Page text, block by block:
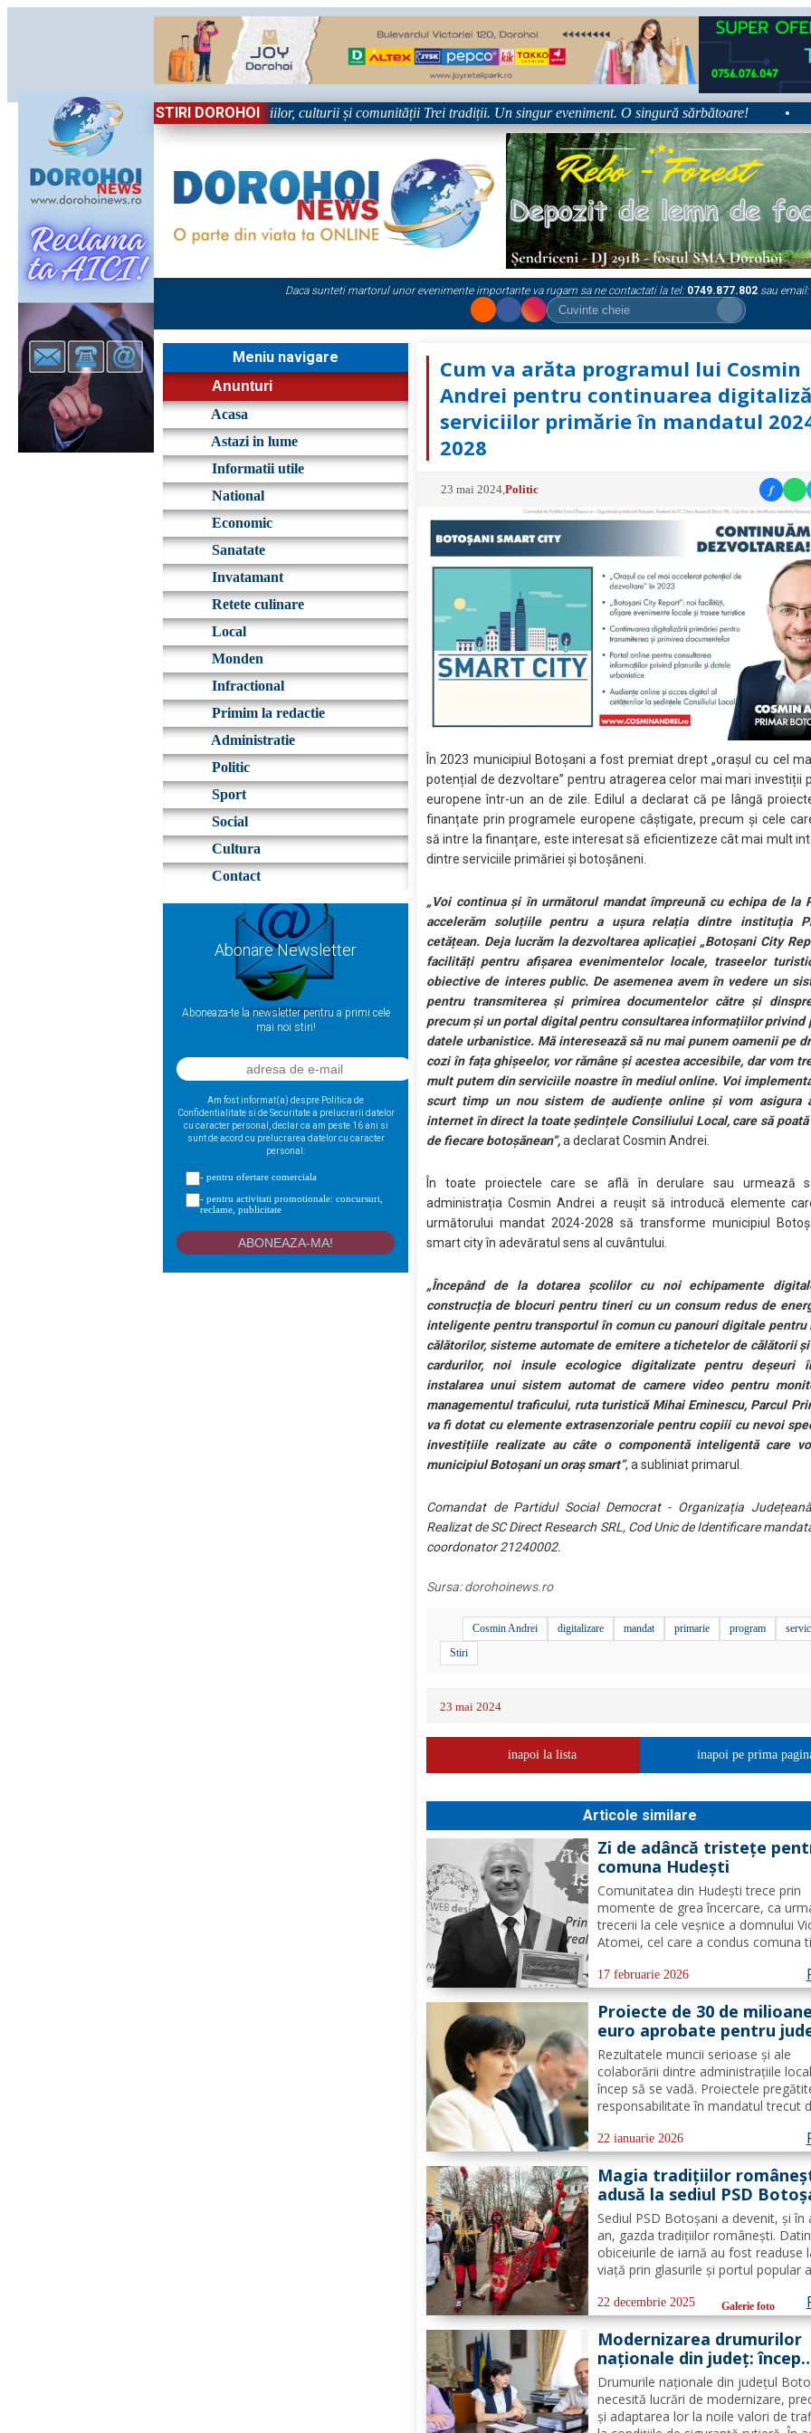
STIRI DOROHOI
Sărbătoare!” – trei zile dedicate tradițiilor, culturii și comunității Trei tradiții. Un singur eveniment. O singură sărbătoare! •
Daca sunteti martorul unor evenimente importante va rugam sa ne contactati la tel: 0749.877.802 sau email:
Meniu navigare
Anunturi
Acasa
Astazi in lume
Informatii utile
National
Economic
Sanatate
Invatamant
Retete culinare
Local
Monden
Infractional
Primim la redactie
Administratie
Politic
Sport
Social
Cultura
Contact
Abonare Newsletter
Aboneaza-te la newsletter pentru a primi cele
mai noi stiri!
Am fost informat(a) despre Politica de
Confidentialitate si de Securitate a prelucrarii datelor
cu caracter personal, declar ca am peste 16 ani si
sunt de acord cu prelucrarea datelor cu caracter
personal:
- pentru ofertare comerciala
- pentru activitati promotionale: concursuri,
reclame, publicitate
Cum va arăta programul lui Cosmin
Andrei pentru continuarea
serviciilor primărie în mandatul
2028
23 mai 2024 ,Politic f
În 2023 municipiul Botoșani a fost premiat drept „orașul cu cel
potențial de dezvoltare” pentru atragerea celor mai mari investiții
europene într-un an de zile. Edilul a declarat că pe lângă
finanțate prin programele europene câștigate, precum și cele
să intre la finanțare, este interesat să eficientizeze cât mai mult
dintre serviciile primăriei și botoșăneni.
„Voi continua și în următorul mandat împreună cu echipa de la
accelerăm soluțiile pentru a ușura relația dintre instituția
cetățean. Deja lucrăm la dezvoltarea aplicației „Botoșani City
facilități pentru afișarea evenimentelor locale, traseelor
obiective de interes public. De asemenea avem în vedere un
pentru transmiterea și primirea documentelor către și
precum și un portal digital pentru consultarea informațiilor privind
datele urbanistice. Mă interesează să nu mai punem oamenii pe
cozi în fața ghișeelor, vor rămâne și acestea accesibile, dar vom
mult putem din serviciile noastre în mediul online. Voi
scurt timp un nou sistem de audiențe online și vom asigura
internet în direct la toate ședințele Consiliului Local, care să
de fiecare botoșănean”,a declarat Cosmin Andrei.
În toate proiectele care se află în derulare sau urmează
administrația Cosmin Andrei a reușit să introducă elemente
următorului mandat 2024-2028 să transforme municipiul
smart city în adevăratul sens al cuvântului.
„Începând de la dotarea școlilor cu noi echipamente
construcția de blocuri pentru tineri cu un consum redus de
inteligente pentru transportul în comun cu panouri digitale pentru
călătorilor, sisteme automate de emitere a tichetelor de călătorii și
cardurilor, noi insule ecologice digitalizate pentru deșeuri
instalarea unui sistem automat de camere video pentru
managementul traficului, ruta turistică Mihai Eminescu, Parcul
va fi dotat cu elemente extrasenzoriale pentru copiii cu nevoi
investițiile realizate au câte o componentă inteligentă care
municipiul Botoșani un oraș smart”, a subliniat primarul.
Comandat de Partidul Social Democrat - Organizația
Realizat de SC Direct Research SRL, Cod Unic de Identificare
coordonator 21240002.
Sursa:dorohoinews.ro
Cosmin Andrei digitalizare mandat primarie program
Stiri
23 mai 2024
inapoi la lista inapoi pe prima
Articole similare
Zi de adâncă tristețe
comuna Hudești
Comunitatea din Hudești trece prin
momente de grea încercare, ca
trecerii la cele veșnice a domnului
Atomei, cel care a condus comuna
în ultima perioadă s-a confruntat cu
probleme de sănătate, vestea
sale a adus multă durere...
17 februarie 2026
Proiecte de 30 de
euro aprobate pentru
Botoșani
Rezultatele muncii serioase și ale
colaborării dintre administrațiile
încep să se vadă. Proiectele
responsabilitate în mandatul trecut
din județul Botoșani. Acestea
modernizarea iluminatului public,
și extinderea...
22 ianuarie 2026
Magia tradițiilor
adusă la sediul PSD
de peste 600 de
FOTO
Sediul PSD Botoșani a devenit, și în
an, gazda tradițiilor românești.
obiceiurile de iarnă au fost readuse
viață prin glasurile și portul popular
în 22 de cete din întreg județul.
în costume autentice, specifice...
22 decembrie 2025 Galerie foto
Modernizarea drumurilor
naționale din județ: încep
licitațiile pentru studiile
fezabilitate
Drumurile naționale din județul
necesită lucrări de modernizare,
și adaptarea lor la noile valori de